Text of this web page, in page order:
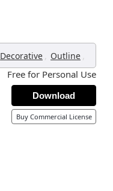
Decorative , Outline ,
Free for Personal Use
Download
Buy Commercial License